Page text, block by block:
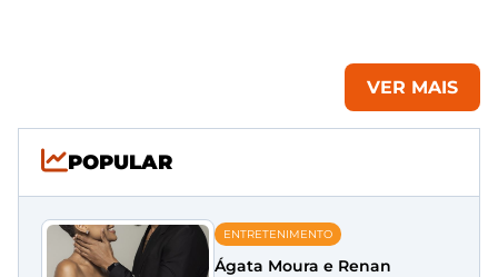
VER MAIS
POPULAR
ENTRETENIMENTO
Ágata Moura e Renan